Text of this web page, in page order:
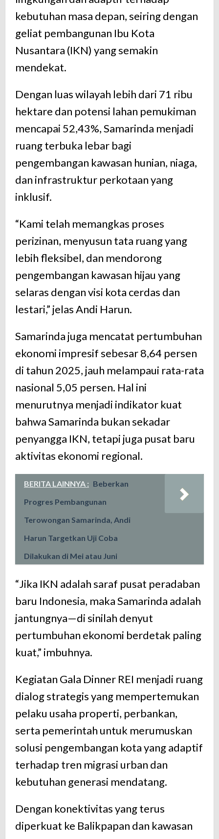
kebutuhan masa depan,seiringdengan
geliat pembangunan Ibu Kota
Nusantara (IKN) yangsemakin
mendekat.
Dengan luaswilayah lebih dari 71 ribu
hektare dan potensi lahan pemukiman
mencapai 52,43%,Samarinda menjadi
ruangterbuka lebar bagi
pengembangan kawasan hunian, niaga,
dan infrastruktur perkotaanyang
inklusif.
“Kami telah memangkas proses
perizinan, menyusun tata ruangyang
lebih fleksibel, dan mendorong
pengembangan kawasan hijau yang
selaras denganvisi kota cerdas dan
lestari,” jelasAndi Harun.
Samarinda juga mencatat pertumbuhan
ekonomi impresifsebesar8,64 persen
di tahun 2025, jauh melampaui rata-rata
nasional 5,05 persen. Hal ini
menurutnya menjadi indikator kuat
bahwaSamarinda bukansekadar
penyangga IKN, tetapi juga pusat baru
aktivitas ekonomi regional.
BERITA LAINNYA : Beberkan
Progres Pembangunan
Terowongan Samarinda, Andi
Harun Targetkan Uji Coba
Dilakukan di Mei atau Juni
“Jika IKN adalahsaraf pusat peradaban
baru Indonesia, makaSamarinda adalah
jantungnya—disinilah denyut
pertumbuhan ekonomi berdetak paling
kuat,” imbuhnya.
Kegiatan Gala Dinner REI menjadi ruang
dialogstrategisyang mempertemukan
pelaku usaha properti, perbankan,
serta pemerintah untuk merumuskan
solusi pengembangan kotayangadaptif
terhadap tren migrasi urban dan
kebutuhan generasi mendatang.
Dengan konektivitasyangterus
diperkuat ke Balikpapan dan kawasan